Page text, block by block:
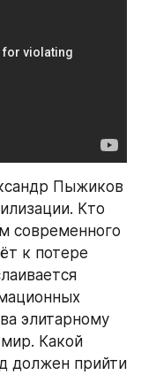
Пыжиков
Кто
современного
к потере
элитарному
Какой
должен прийти